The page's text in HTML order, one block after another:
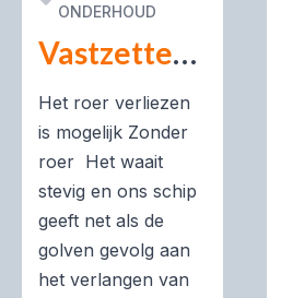
Vastzetten van het roer
ONDERHOUD
Het roer verliezen
is mogelijk Zonder
roer Het waait
stevig en ons schip
geeft net als de
golven gevolg aan
het verlangen van